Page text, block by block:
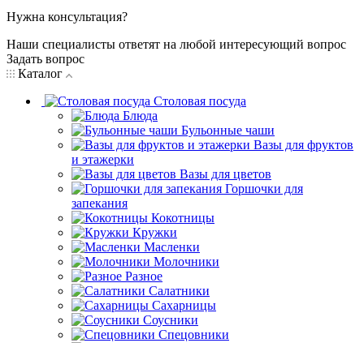
Нужна консультация?
Наши специалисты ответят на любой интересующий вопрос
Задать вопрос
Каталог
Столовая посуда
Блюда
Бульонные чаши
Вазы для фруктов
и этажерки
Вазы для цветов
Горшочки для
запекания
Кокотницы
Кружки
Масленки
Молочники
Разное
Салатники
Сахарницы
Соусники
Спецовники